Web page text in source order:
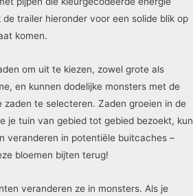
trailer hieronder voor een solide blik op
komen.
om uit te kiezen, zowel grote als
en kunnen dodelijke monsters met de
zaden te selecteren. Zaden groeien in de
je tuin van gebied tot gebied bezoekt, kun
veranderen in potentiële buitcaches –
bloemen bijten terug!
veranderen ze in monsters. Als je